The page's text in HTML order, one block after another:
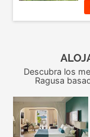
Descubra los
Ragusa